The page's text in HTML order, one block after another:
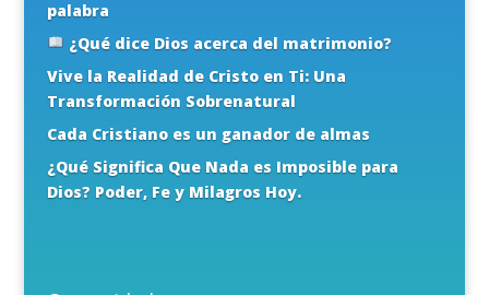
palabra
¿Qué dice Dios acerca del matrimonio?
Vive la Realidad de Cristo en Ti: Una
Transformación Sobrenatural
Cada Cristiano es un ganador de almas
¿Qué Significa Que Nada es Imposible para
Dios? Poder, Fe y Milagros Hoy.